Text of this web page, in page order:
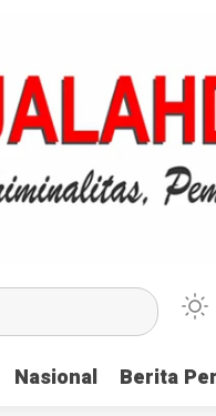
Nasional Berita
Nasional Berita